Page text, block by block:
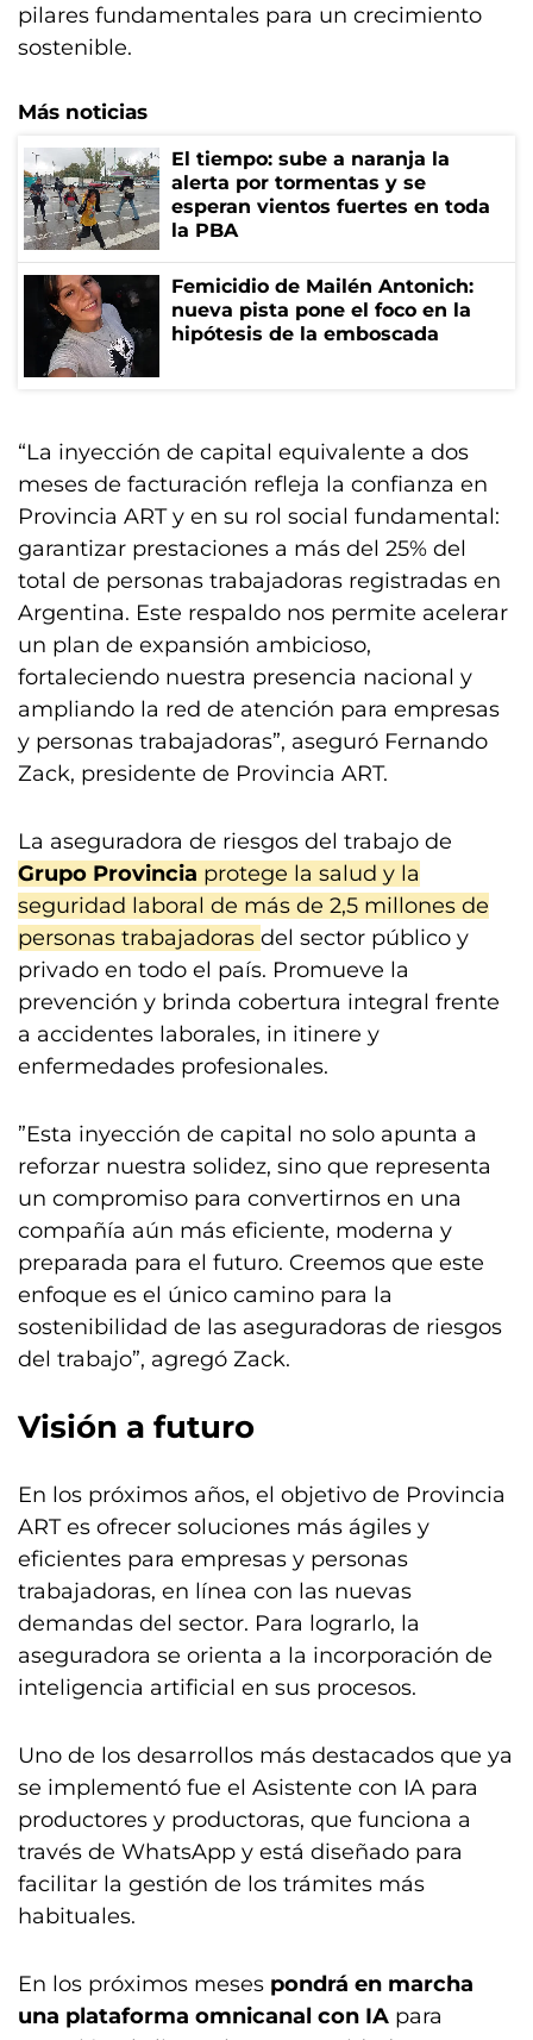
pilares fundamentales para un crecimiento
sostenible.
Más noticias
El tiempo: sube a naranja la
alerta por tormentas y se
esperan vientos fuertes en toda
la PBA
Femicidio de Mailén Antonich:
nueva pista pone el foco en la
hipótesis de la emboscada
“La inyección de capital equivalente a dos
meses de facturación refleja la confianza en
Provincia ART y en su rol social fundamental:
garantizar prestaciones a más del 25% del
total de personas trabajadoras registradas en
Argentina. Este respaldo nos permite acelerar
un plan de expansión ambicioso,
fortaleciendo nuestra presencia nacional y
ampliando la red de atención para empresas
y personas trabajadoras”, aseguró Fernando
Zack, presidente de Provincia ART.
La aseguradora de riesgos del trabajo de
Grupo Provincia protege la salud y la
seguridad laboral de más de 2,5 millones de
personas trabajadoras del sector público y
privado en todo el país. Promueve la
prevención y brinda cobertura integral frente
a accidentes laborales, in itinere y
enfermedades profesionales.
”Esta inyección de capital no solo apunta a
reforzar nuestra solidez, sino que representa
un compromiso para convertirnos en una
compañía aún más eficiente, moderna y
preparada para el futuro. Creemos que este
enfoque es el único camino para la
sostenibilidad de las aseguradoras de riesgos
del trabajo”, agregó Zack.
Visión a futuro
En los próximos años, el objetivo de Provincia
ART es ofrecer soluciones más ágiles y
eficientes para empresas y personas
trabajadoras, en línea con las nuevas
demandas del sector. Para lograrlo, la
aseguradora se orienta a la incorporación de
inteligencia artificial en sus procesos.
Uno de los desarrollos más destacados que ya
se implementó fue el Asistente con IA para
productores y productoras, que funciona a
través de WhatsApp y está diseñado para
facilitar la gestión de los trámites más
habituales.
En los próximos meses pondrá en marcha
una plataforma omnicanal con IA para